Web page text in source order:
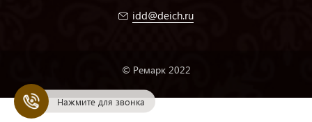
idd@deich.ru
© Ремарк 2022
Нажмите для звонка